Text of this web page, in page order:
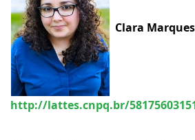
Clara
http://lattes.cnpq.br/